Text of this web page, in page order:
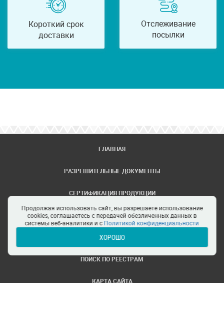
Короткий срок
доставки
Отслеживание
посылки
ГЛАВНАЯ
РАЗРЕШИТЕЛЬНЫЕ ДОКУМЕНТЫ
СЕРТИФИКАЦИЯ ПРОДУКЦИИ
ЗАДАТЬ ВОПРОС
ЦЕНТРЫ СЕРТИФИКАЦИИ
ПОИСК ПО РЕЕСТРАМ
КАРТА САЙТА
Продолжая использовать сайт, вы разрешаете использование
cookies, соглашаетесь с передачей обезличенных данных в
системы веб-аналитики и сПолитикой конфиденциальности
ХОРОШО